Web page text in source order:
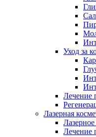
Уход за
Лечение
Лазерная
Лечение